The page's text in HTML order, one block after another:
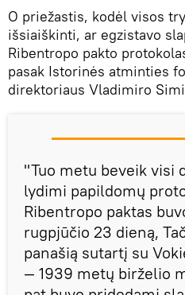
O priežastis, kodėl visos
išsiaiškinti, ar egzistavo
Ribentropo pakto
pasak Istorinės atminties
direktoriaus Vladimiro
"Tuo metu beveik visi
lydimi papildomų
Ribentropo paktas
rugpjūčio 23 dieną,
panašią sutartį su
— 1939 metų birželio